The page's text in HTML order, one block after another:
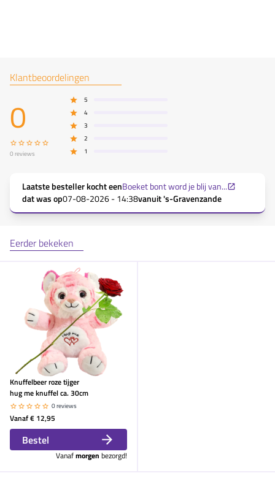
Klantbeoordelingen
0
0 reviews
5
4
3
2
1
Laatste besteller kocht eenBoeket bont word je blij van...
dat was op07-08-2026 - 14:38vanuit's-Gravenzande
Eerder bekeken
Knuffelbeer roze tijger
hug me knuffel ca. 30cm
0 reviews
Vanaf€ 12,95
Bestel
Vanafmorgen bezorgd!